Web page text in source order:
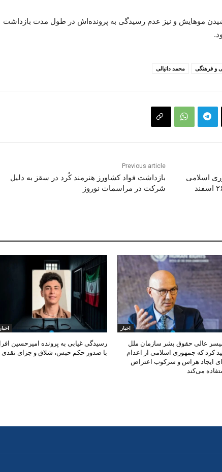
موهایش و نیز عدم رسیدگی بە پروندەاش در طول مدت بازداشت
و فرهنگی محمد دانیالی
Previous article
بازداشت فواد کشاورز هنرمند کُرد در سقز بە دلیل
شرکت در مراسمات نوروز
اسلامی
ایران بر علیه پیشمرگان گردان شوان در ۲۶ اسفند
اخبار
عالی حقوق بشر سازمان ملل
کرد که جمهوری اسلامی از اعدام
ایجاد هراس و سرکوب اعتراض
می‌کند
اخبار
رسیدگی غیابی به پرونده امیرحسین افرا
با صدور حکم حبس، شلاق و جزای نقدی